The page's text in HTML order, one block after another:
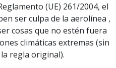
(UE) 261/2004, el
ser culpa de la aerolínea ,
cosas que no estén fuera
climáticas extremas (sin
regla original).